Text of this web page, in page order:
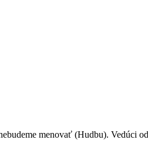
menovať (Hudbu). Vedúci